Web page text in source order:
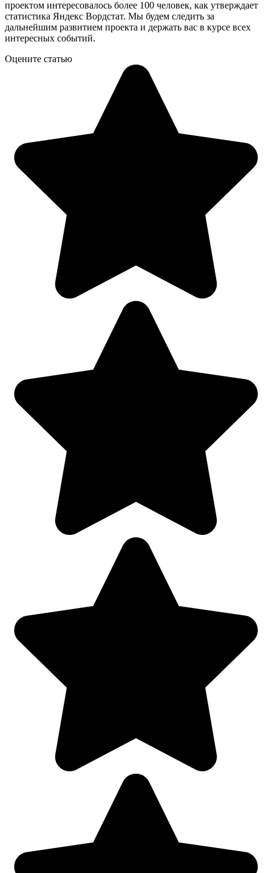
проектом интересовалось более 100 человек, как утверждает
статистика Яндекс Вордстат. Мы будем следить за
дальнейшим развитием проекта и держать вас в курсе всех
интересных событий.
Оцените статью